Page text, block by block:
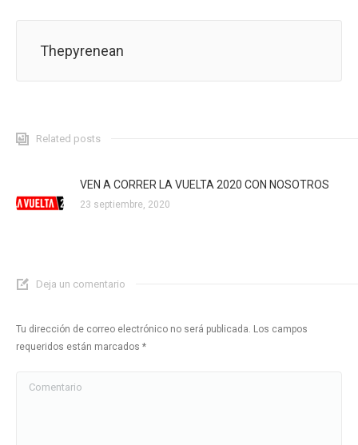
Thepyrenean
Related posts
VEN A CORRER LA VUELTA 2020 CON NOSOTROS
23 septiembre, 2020
Deja un comentario
Tu dirección de correo electrónico no será publicada. Los campos
requeridos están marcados *